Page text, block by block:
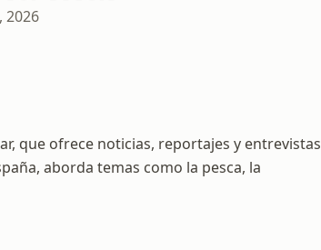
2026
que ofrece noticias, reportajes y entrevistas
aborda temas como la pesca, la